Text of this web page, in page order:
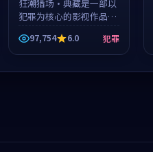
狂潮猎场·典藏是一部以
犯罪为核心的影视作品，
围绕危机、反转与人物成
长展开，整体节奏紧凑，
值得推荐观看。
97,754 6.0 犯罪